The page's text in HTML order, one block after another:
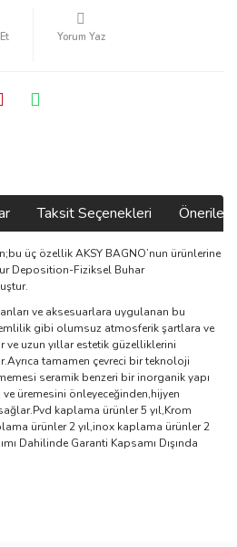
Yorum Yaz
Taksit Seçenekleri
üç özellik AKSY BAGNO’nun ürünlerine
Deposition-Fiziksel Buhar
ve aksesuarlara uygulanan bu
gibi olumsuz atmosferik şartlara ve
ve uzun yıllar estetik güzelliklerini
tamamen çevreci bir teknoloji
seramik benzeri bir inorganik yapı
üremesini önleyeceğinden,hijyen
kaplama ürünler 5 yıl,Krom
ürünler 2 yıl,inox kaplama ürünler 2
Dahilinde Garanti Kapsamı Dışında